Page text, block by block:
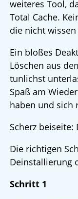
weiteres Tool,
Total Cache.
die nicht
Ein bloßes
Löschen aus
tunlichst
Spaß am
haben und sich
Scherz
Die richtigen
Deinstallierung
Schritt 1